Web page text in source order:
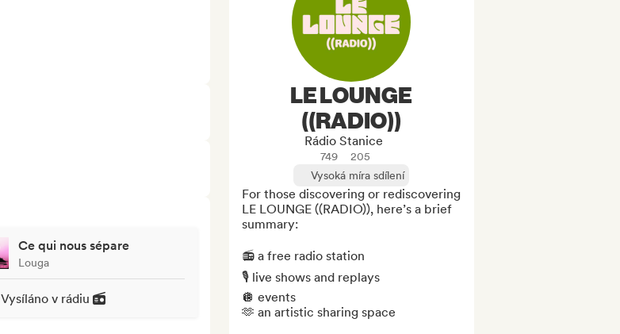
Ce qui nous sépare
Louga
Vysíláno v rádiu
LE LOUNGE
((RADIO))
Rádio Stanice
749
205
Vysoká míra sdílení
For those discovering or rediscovering
LE LOUNGE ((RADIO)), here’s a brief
summary:
📻 a free radio station
🎙️ live shows and replays
🪩 events
🫶 an artistic sharing space